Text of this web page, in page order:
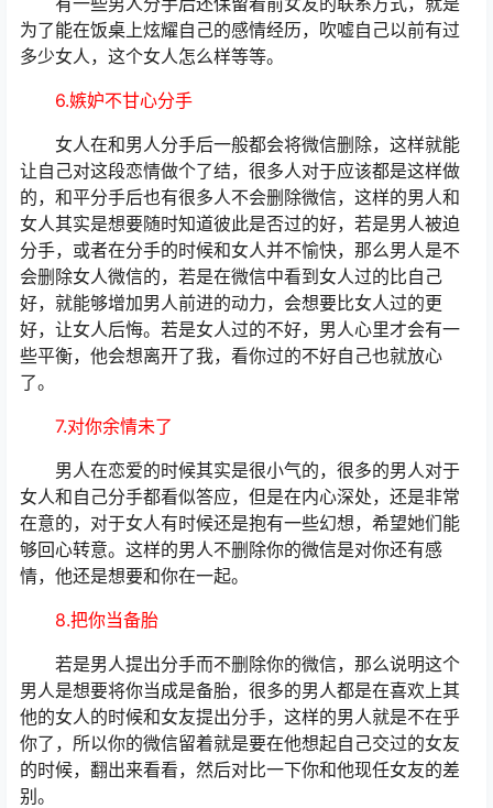
为了能在饭桌上炫耀自己的感情经历，吹嘘自己以前有过
多少女人，这个女人怎么样等等。
6.嫉妒不甘心分手
女人在和男人分手后一般都会将微信删除，这样就能
让自己对这段恋情做个了结，很多人对于应该都是这样做
的，和平分手后也有很多人不会删除微信，这样的男人和
女人其实是想要随时知道彼此是否过的好，若是男人被迫
分手，或者在分手的时候和女人并不愉快，那么男人是不
会删除女人微信的，若是在微信中看到女人过的比自己
好，就能够增加男人前进的动力，会想要比女人过的更
好，让女人后悔。若是女人过的不好，男人心里才会有一
些平衡，他会想离开了我，看你过的不好自己也就放心
了。
7.对你余情未了
男人在恋爱的时候其实是很小气的，很多的男人对于
女人和自己分手都看似答应，但是在内心深处，还是非常
在意的，对于女人有时候还是抱有一些幻想，希望她们能
够回心转意。这样的男人不删除你的微信是对你还有感
情，他还是想要和你在一起。
8.把你当备胎
若是男人提出分手而不删除你的微信，那么说明这个
男人是想要将你当成是备胎，很多的男人都是在喜欢上其
他的女人的时候和女友提出分手，这样的男人就是不在乎
你了，所以你的微信留着就是要在他想起自己交过的女友
的时候，翻出来看看，然后对比一下你和他现任女友的差
别。